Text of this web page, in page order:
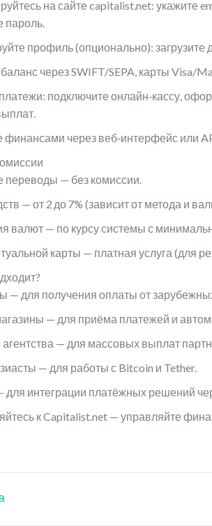
на сайте capitalist.net: укажите
пароль.
профиль (опционально):
через SWIFT/SEPA, карты Visa/
подключите онлайн‑кассу,
финансами через веб‑интерфейс или
переводы — без комиссии.
— от 2 до 7% (зависит от метода и
валют — по курсу системы с
карты — платная услуга (для
— для получения оплаты от зарубежных
— для приёма платежей и
— для массовых выплат
— для работы с Bitcoin и Tether.
интеграции платёжных решений
к Capitalist.net — управляйте